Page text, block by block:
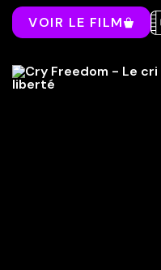
VOIR LE FILM